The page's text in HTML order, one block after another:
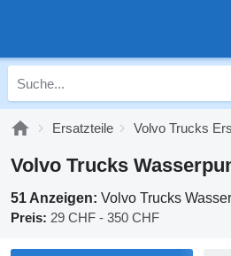
Ersatzteile Volvo Trucks
Volvo Trucks
51 Anzeigen: Volvo Trucks
Preis: 29 CHF - 350 CHF